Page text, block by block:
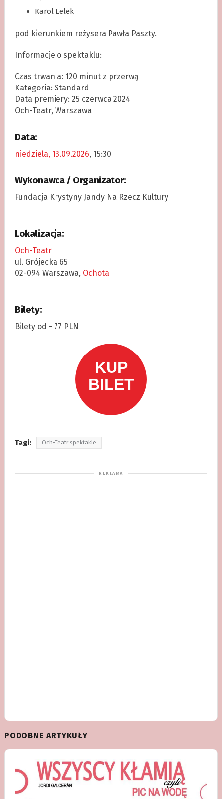
Karol Lelek
pod kierunkiem reżysera Pawła Paszty.
Informacje o spektaklu:
Czas trwania: 120 minut z przerwą
Kategoria: Standard
Data premiery: 25 czerwca 2024
Och-Teatr, Warszawa
Data:
niedziela, 13.09.2026, 15:30
Wykonawca / Organizator:
Fundacja Krystyny Jandy Na Rzecz Kultury
Lokalizacja:
Och-Teatr
ul. Grójecka 65
02-094 Warszawa, Ochota
Bilety:
Bilety od - 77 PLN
Tagi: Och-Teatr spektakle
PODOBNE ARTYKUŁY